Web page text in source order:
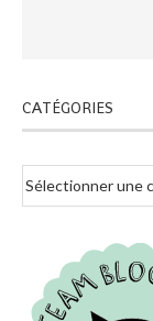
CATÉGORIES